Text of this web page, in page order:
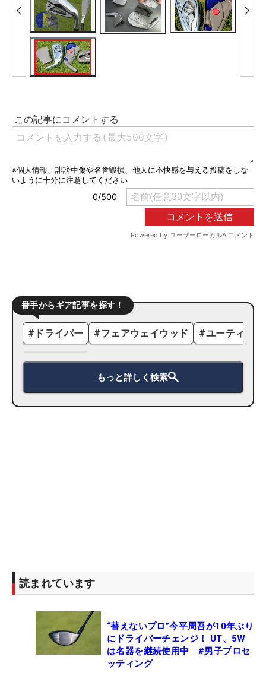
番手からギア記事を探す！
# ドライバー #フェアウェイウッド #ユーティリ
もっと詳しく検索
読まれています
“替えないプロ”今平周吾が10年ぶり
にドライバーチェンジ！ UT、5W
は名器を継続使用中 #男子プロセ
ッティング